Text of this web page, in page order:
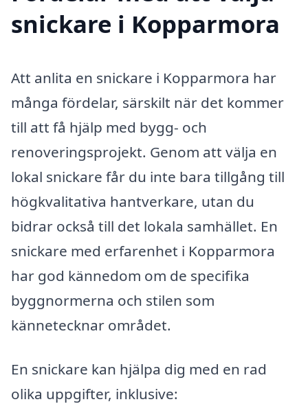
snickare i Kopparmora
Att anlita en snickare i Kopparmora har
många fördelar, särskilt när det kommer
till att få hjälp med bygg- och
renoveringsprojekt. Genom att välja en
lokal snickare får du inte bara tillgång till
högkvalitativa hantverkare, utan du
bidrar också till det lokala samhället. En
snickare med erfarenhet i Kopparmora
har god kännedom om de specifika
byggnormerna och stilen som
kännetecknar området.
En snickare kan hjälpa dig med en rad
olika uppgifter, inklusive: